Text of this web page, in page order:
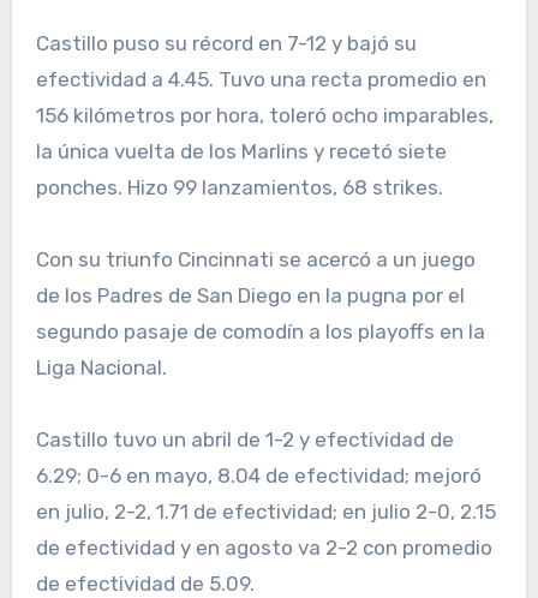
Castillo puso su récord en 7-12 y bajó su
efectividad a 4.45. Tuvo una recta promedio en
156 kilómetros por hora, toleró ocho imparables,
la única vuelta de los Marlins y recetó siete
ponches. Hizo 99 lanzamientos, 68 strikes.
Con su triunfo Cincinnati se acercó a un juego
de los Padres de San Diego en la pugna por el
segundo pasaje de comodín a los playoffs en la
Liga Nacional.
Castillo tuvo un abril de 1-2 y efectividad de
6.29; 0-6 en mayo, 8.04 de efectividad; mejoró
en julio, 2-2, 1.71 de efectividad; en julio 2-0, 2.15
de efectividad y en agosto va 2-2 con promedio
de efectividad de 5.09.